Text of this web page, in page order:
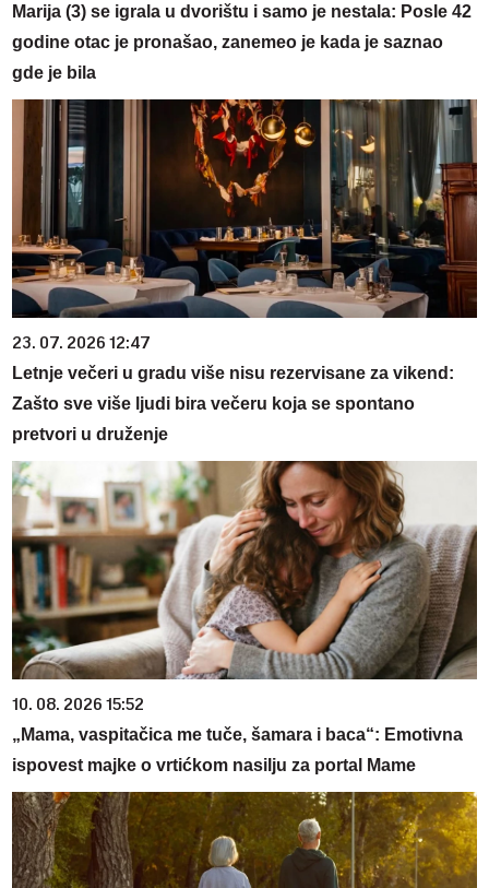
Marija (3) se igrala u dvorištu i samo je nestala: Posle 42
godine otac je pronašao, zanemeo je kada je saznao
gde je bila
23. 07. 2026 12:47
Letnje večeri u gradu više nisu rezervisane za vikend:
Zašto sve više ljudi bira večeru koja se spontano
pretvori u druženje
10. 08. 2026 15:52
„Mama, vaspitačica me tuče, šamara i baca“: Emotivna
ispovest majke o vrtićkom nasilju za portal Mame